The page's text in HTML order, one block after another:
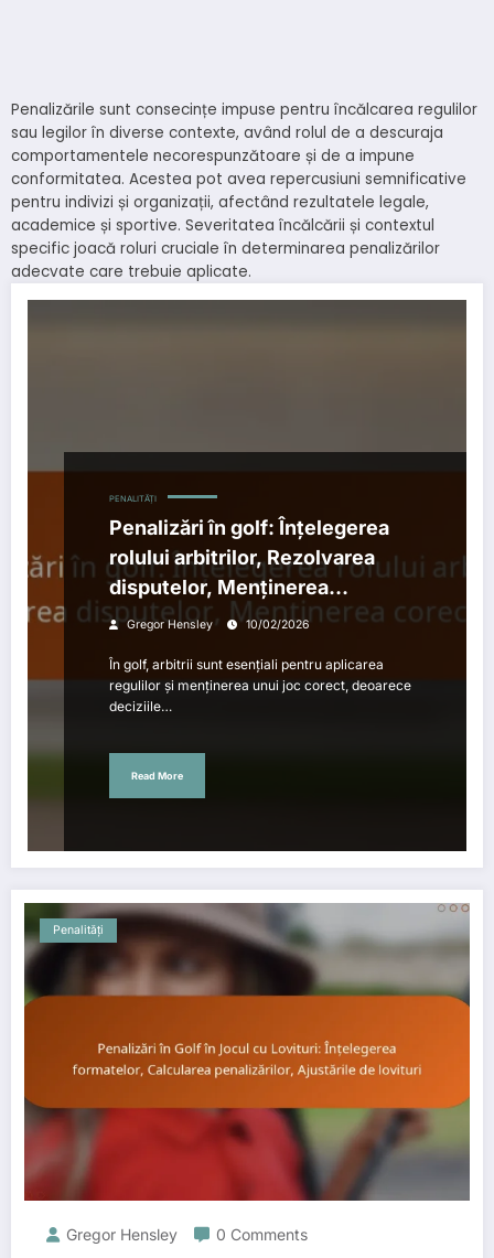
Penalizările sunt consecințe impuse pentru încălcarea regulilor
sau legilor în diverse contexte, având rolul de a descuraja
comportamentele necorespunzătoare și de a impune
conformitatea. Acestea pot avea repercusiuni semnificative
pentru indivizi și organizații, afectând rezultatele legale,
academice și sportive. Severitatea încălcării și contextul
specific joacă roluri cruciale în determinarea penalizărilor
adecvate care trebuie aplicate.
PENALITĂȚI
Penalizări în golf: Înțelegerea
rolului arbitrilor, Rezolvarea
disputelor, Menținerea
corectitudinii
Gregor Hensley 10/02/2026
În golf, arbitrii sunt esențiali pentru aplicarea
regulilor și menținerea unui joc corect, deoarece
deciziile…
Read More
Penalități
Gregor Hensley 0 Comments